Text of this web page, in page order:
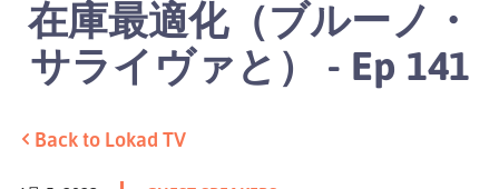
在庫最適化（ブルーノ・
サライヴァと） - Ep 141
Back to Lokad TV